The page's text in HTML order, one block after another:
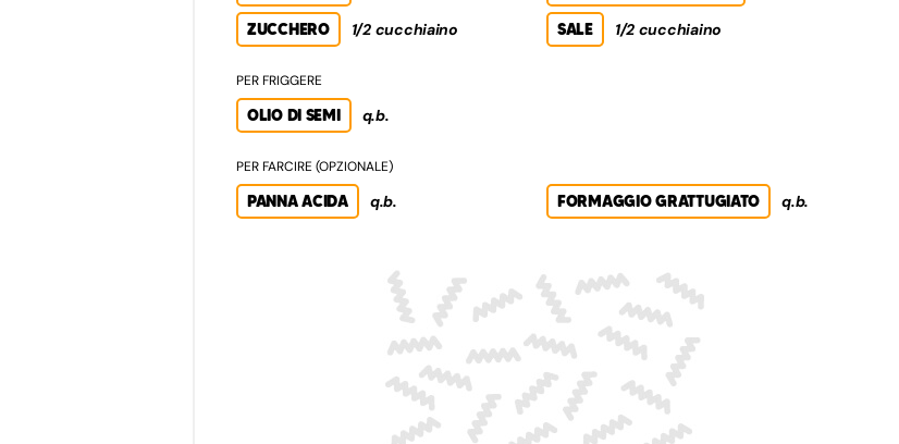
ZUCCHERO 1/2 cucchiaino SALE 1/2 cucchiaino
PER FRIGGERE
OLIO DI SEMI q.b.
PER FARCIRE (OPZIONALE)
PANNA ACIDA q.b. FORMAGGIO GRATTUGIATO q.b.